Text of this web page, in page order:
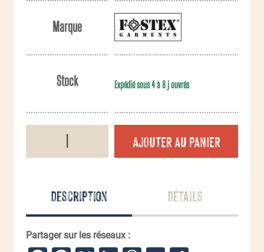
Marque
Stock Expédié sous 4 à 8 j ouvrés
AJOUTER AU PANIER
Description Détails
Partager sur les réseaux :